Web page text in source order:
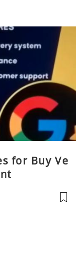
for Buy Ve